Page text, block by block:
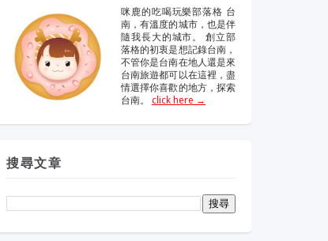
咪鹿的吃喝玩樂部落格 台
南，有溫度的城市，也是伴
隨我長大的城市。 創立部
落格的初衷是想記錄台南，
不管你是台南在地人還是來
台南旅遊都可以在這裡，盡
情選擇你喜歡的地方，探索
台南。 click here →
搜尋文章
眼鏡蛇粉膠囊
純蛇粉